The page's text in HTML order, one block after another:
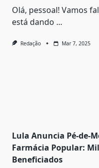
Olá, pessoal! Vamos
está dando ...
Redação Mar 7, 2025
Lula Anuncia Pé-de-
Farmácia Popular:
Beneficiados